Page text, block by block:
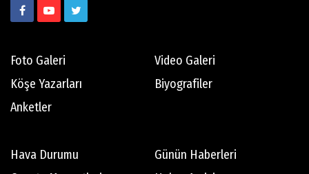
Foto Galeri
Video Galeri
Köşe Yazarları
Biyografiler
Anketler
Hava Durumu
Günün Haberleri